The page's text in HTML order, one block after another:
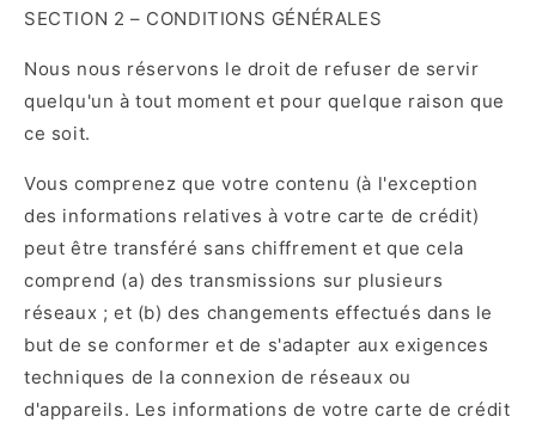
SECTION 2 – CONDITIONS GÉNÉRALES
Nous nous réservons le droit de refuser de servir
quelqu'un à tout moment et pour quelque raison que
ce soit.
Vous comprenez que votre contenu (à l'exception
des informations relatives à votre carte de crédit)
peut être transféré sans chiffrement et que cela
comprend (a) des transmissions sur plusieurs
réseaux ; et (b) des changements effectués dans le
but de se conformer et de s'adapter aux exigences
techniques de la connexion de réseaux ou
d'appareils. Les informations de votre carte de crédit